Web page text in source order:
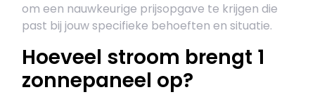
om een nauwkeurige prijsopgave te krijgen die
past bij jouw specifieke behoeften en situatie.
Hoeveel stroom brengt 1
zonnepaneel op?